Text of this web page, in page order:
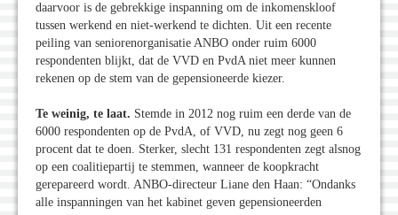
daarvoor is de gebrekkige inspanning om de inkomenskloof
tussen werkend en niet-werkend te dichten. Uit een recente
peiling van seniorenorganisatie ANBO onder ruim 6000
respondenten blijkt, dat de VVD en PvdA niet meer kunnen
rekenen op de stem van de gepensioneerde kiezer.
Te weinig, te laat. Stemde in 2012 nog ruim een derde van de
6000 respondenten op de PvdA, of VVD, nu zegt nog geen 6
procent dat te doen. Sterker, slecht 131 respondenten zegt alsnog
op een coalitiepartij te stemmen, wanneer de koopkracht
gerepareerd wordt. ANBO-directeur Liane den Haan: “Ondanks
alle inspanningen van het kabinet geven gepensioneerden